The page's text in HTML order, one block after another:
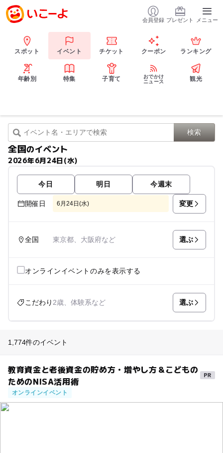
会員登録 プレゼント メニュー
スポット イベント チケット クーポン ランキング
年齢別 特集 子育て
おでかけ
ニュース
観光
全国のイベント
2026年6月24日(水)
今日 明日 今週末
開催日 6月24日(水) 変更
全国 東京都、大阪府など 選ぶ
オンラインイベントのみを表示する
こだわり2歳、体験系など 選ぶ
1,774件のイベント
教育資金と老後資金の貯め方・増やし方＆こどもの
ためのNISA活用術
オンラインイベント